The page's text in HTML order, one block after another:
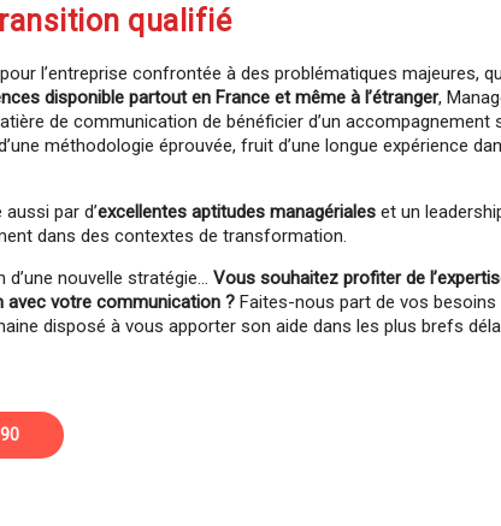
qualifié
l’entreprise confrontée à des problématiques majeures,
disponible partout en France et même à l’étranger,
de communication de bénéficier d’un accompagnement
méthodologie éprouvée, fruit d’une longue expérience
par d’excellentes aptitudes managériales et un
dans des contextes de transformation.
nouvelle stratégie… Vous souhaitez profiter de
avec votre communication ? Faites-nous part de vos besoins
disposé à vous apporter son aide dans les plus brefs